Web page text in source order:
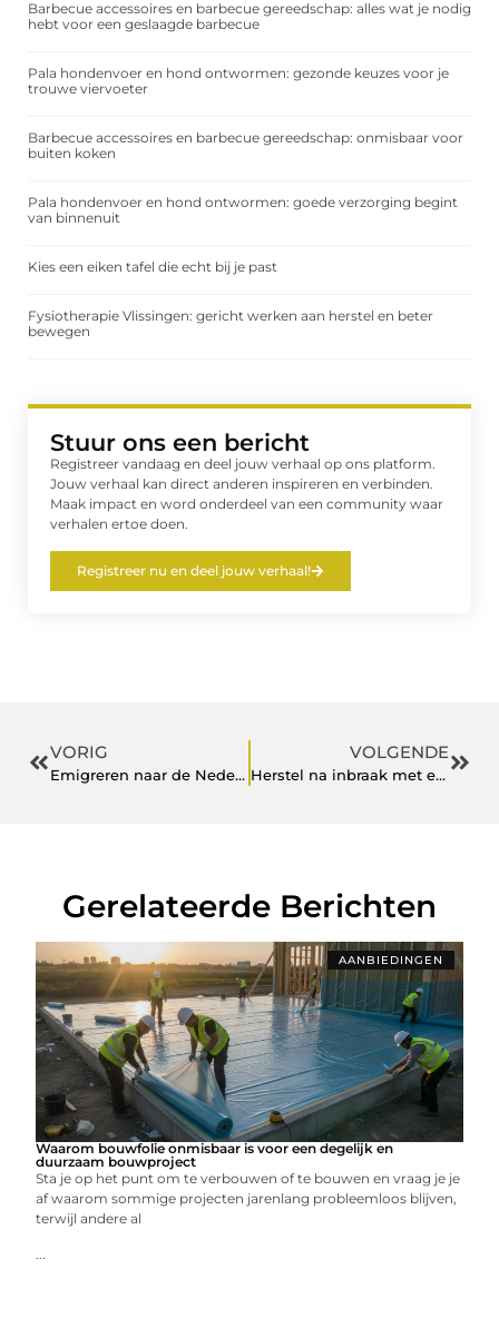
Barbecue accessoires en barbecue gereedschap: alles wat je nodig
hebt voor een geslaagde barbecue
Pala hondenvoer en hond ontwormen: gezonde keuzes voor je
trouwe viervoeter
Barbecue accessoires en barbecue gereedschap: onmisbaar voor
buiten koken
Pala hondenvoer en hond ontwormen: goede verzorging begint
van binnenuit
Kies een eiken tafel die echt bij je past
Fysiotherapie Vlissingen: gericht werken aan herstel en beter
bewegen
Stuur ons een bericht
Registreer vandaag en deel jouw verhaal op ons platform.
Jouw verhaal kan direct anderen inspireren en verbinden.
Maak impact en word onderdeel van een community waar
verhalen ertoe doen.
Registreer nu en deel jouw verhaal!
VORIG
Emigreren naar de Nederlandse Antillen begint met een goede voorbereiding
VOLGENDE
Herstel na inbraak met een ervaren slotenmaker in Rosmalen
Gerelateerde Berichten
AANBIEDINGEN
Waarom bouwfolie onmisbaar is voor een degelijk en
duurzaam bouwproject
Sta je op het punt om te verbouwen of te bouwen en vraag je je
af waarom sommige projecten jarenlang probleemloos blijven,
terwijl andere al
...